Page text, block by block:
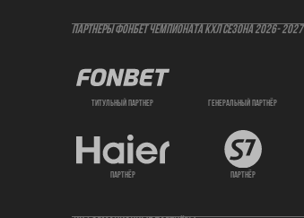
ПАРТНЕРЫ ФОНБЕТ ЧЕМПИОНАТА КХЛ СЕЗОНА 2026- 2027
титульный партнер генеральный партнёр
партнёр партнёр